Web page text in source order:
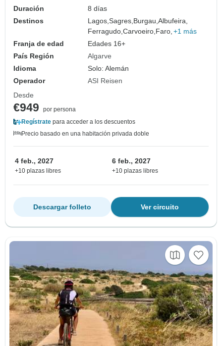
Duración
8 días
Destinos
Lagos,Sagres, Burgau,Albufeira,
Ferragudo,Carvoeiro, Faro, +1 más
Franja de edad
Edades 16+
País Región
Algarve
Idioma
Solo: Alemán
Operador
ASI Reisen
Desde
€949
por persona
Regístrate para acceder a los descuentos
Precio basado en una habitación privada doble
4 feb., 2027
+10 plazas libres
6 feb., 2027
+10 plazas libres
Ver circuito
Descargar folleto